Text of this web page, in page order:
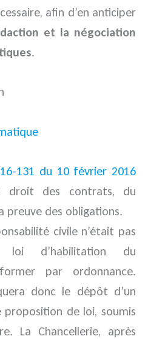
afin d’en anticiper
et la négociation
.
131 du 10 février 2016
droit des contrats, du
preuve des obligations.
civile n’était pas
d’habilitation du
par ordonnance.
donc le dépôt d’un
de loi, soumis
La Chancellerie, après